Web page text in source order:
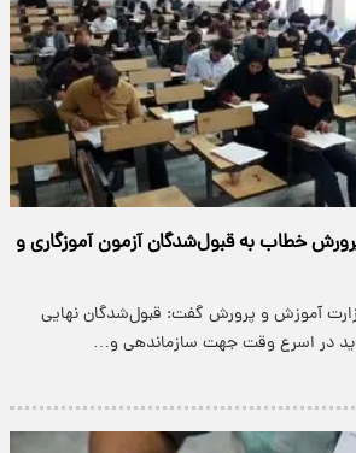
خطاب به قبول‌شدگان آزمون آموزگاری و
آموزش و پرورش گفت: قبول‌شدگان نهایی
در اسرع وقت جهت سازماندهی و…